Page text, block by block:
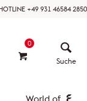
+49 931 46584 2850
0